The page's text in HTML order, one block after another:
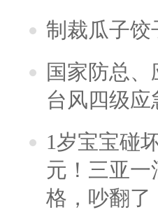
制裁瓜子饺
国家防总
台风四级应
1岁宝宝碰
元！三亚
格，吵翻了